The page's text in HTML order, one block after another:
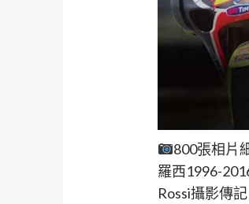
800張相片
羅西1996-
Rossi攝影傳